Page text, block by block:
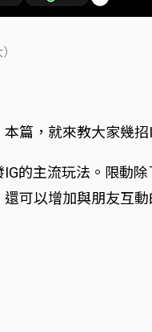
篇，就來教大家幾招
的主流玩法。限動
可以增加與朋友互動